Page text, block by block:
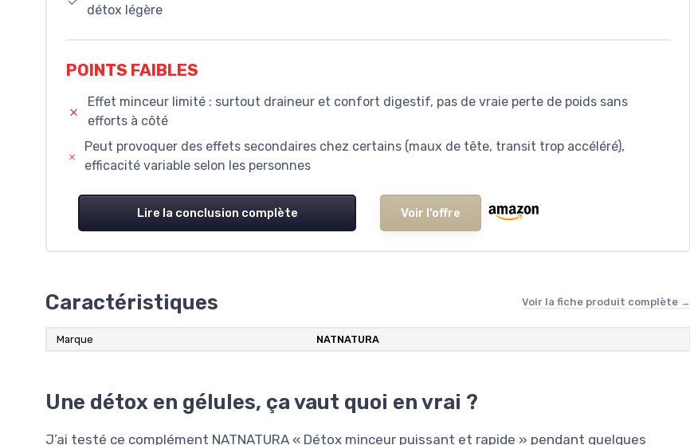
détox légère
POINTS FAIBLES
Effet minceur limité : surtout draineur et confort digestif, pas de vraie perte de poids sans
efforts à côté
Peut provoquer des effets secondaires chez certains (maux de tête, transit trop accéléré),
efficacité variable selon les personnes
Lire la conclusion complète Voir l'offre
Caractéristiques Voir la fiche produit complète →
Marque NATNATURA
Une détox en gélules, ça vaut quoi en vrai ?
J’ai testé ce complément NATNATURA « Détox minceur puissant et rapide » pendant quelques